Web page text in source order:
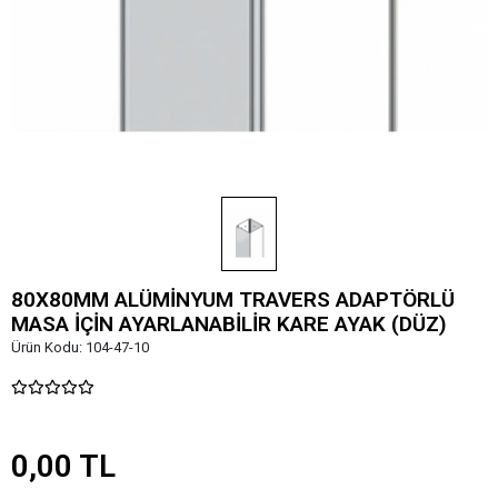
80X80MM ALÜMİNYUM TRAVERS ADAPTÖRLÜ
MASA İÇİN AYARLANABİLİR KARE AYAK (DÜZ)
Ürün Kodu: 104-47-10
0,00 TL